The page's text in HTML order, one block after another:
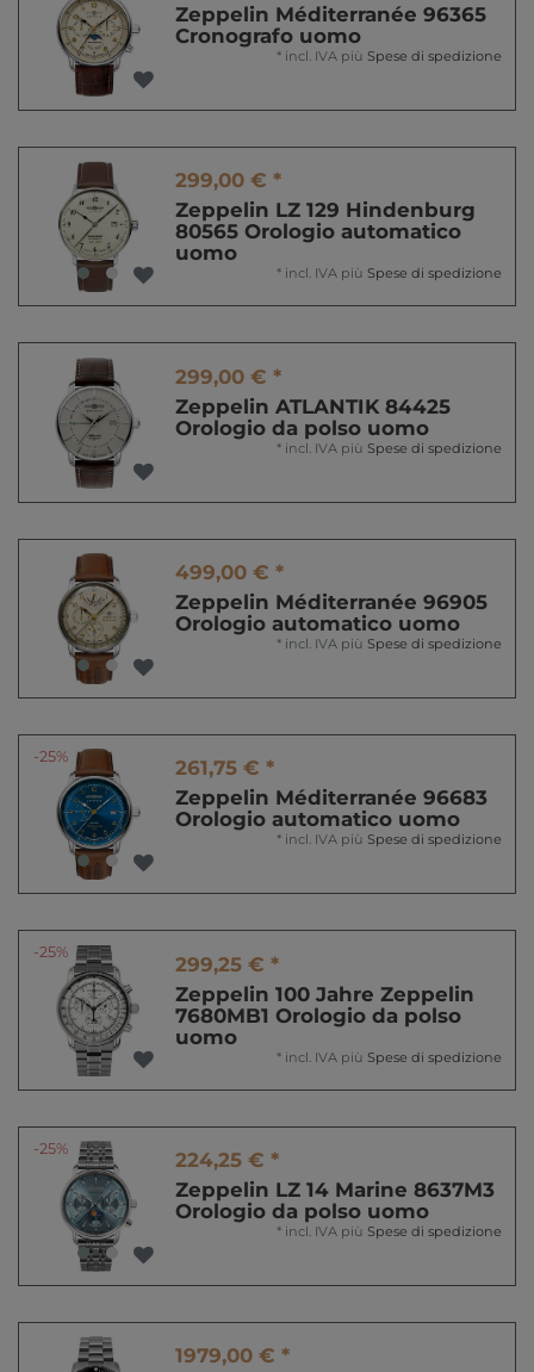
Zeppelin Méditerranée 96365
Cronografo uomo
* incl. IVA più Spese di spedizione
299,00 € *
Zeppelin LZ 129 Hindenburg
80565 Orologio automatico
uomo
* incl. IVA più Spese di spedizione
299,00 € *
Zeppelin ATLANTIK 84425
Orologio da polso uomo
* incl. IVA più Spese di spedizione
499,00 € *
Zeppelin Méditerranée 96905
Orologio automatico uomo
* incl. IVA più Spese di spedizione
-25%
261,75 € *
Zeppelin Méditerranée 96683
Orologio automatico uomo
* incl. IVA più Spese di spedizione
-25%
299,25 € *
Zeppelin 100 Jahre Zeppelin
7680MB1 Orologio da polso
uomo
* incl. IVA più Spese di spedizione
-25%
224,25 € *
Zeppelin LZ 14 Marine 8637M3
Orologio da polso uomo
* incl. IVA più Spese di spedizione
1979,00 € *